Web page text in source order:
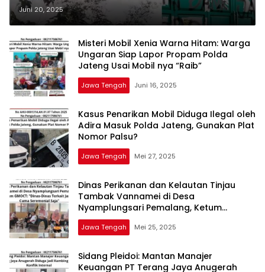
Arto Moro Semarang: GMOCT
Pantau Perkembangan Kasus
Juni 20, 2025
Misteri Mobil Xenia Warna Hitam: Warga
Ungaran Siap Lapor Propam Polda
Jateng Usai Mobil nya “Raib”
Jawa Tengah Juni 16, 2025
Kasus Penarikan Mobil Diduga Ilegal oleh
Adira Masuk Polda Jateng, Gunakan Plat
Nomor Palsu?
Jawa Tengah Mei 27, 2025
Dinas Perikanan dan Kelautan Tinjau
Tambak Vannamei di Desa
Nyamplungsari Pemalang, Ketum
GMOCT: “Dinas-Dinas Terkait Jangan
Cuma Seremonial Saja”
Jawa Tengah Mei 25, 2025
Sidang Pleidoi: Mantan Manajer
Keuangan PT Terang Jaya Anugerah